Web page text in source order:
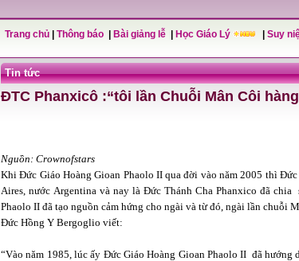
Trang chủ Thông báo Bài giảng lễ Học Giáo Lý Suy
Tin tức
ĐTC Phanxicô :“tôi lần Chuỗi Mân Côi
Nguồn: Crownofstars
Khi Đức Giáo Hoàng Gioan Phaolo II qua đời vào năm 2005 thì
Aires, nước Argentina và nay là Đức Thánh Cha Phanxico đã
Phaolo II đã tạo nguồn cảm hứng cho ngài và từ đó, ngài lần chuỗi
Đức Hồng Y Bergoglio viết:
“Vào năm 1985, lúc ấy Đức Giáo Hoàng Gioan Phaolo II đã